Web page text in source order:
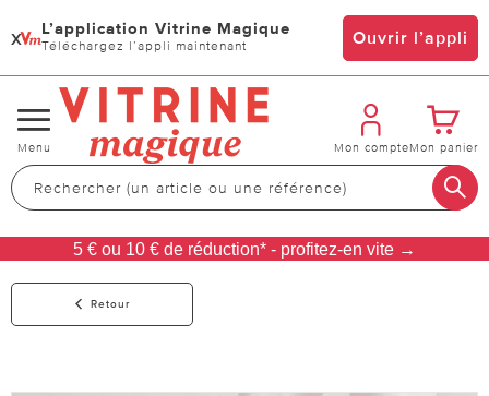
x L’application Vitrine Magique
Téléchargez l’appli maintenant Ouvrir l’appli
Changer
de
navigation
Menu Mon compteMon panier
5 € ou 10 € de réduction* - profitez-en vite →
Retour